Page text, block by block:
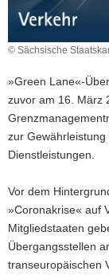
© Sächsische
»Green Lane«-
zuvor am 16. März
zur
Dienstleistungen.
Vor dem
»Coronakrise« auf
Mitgliedstaaten
Übergangsstellen
transeuropäischen